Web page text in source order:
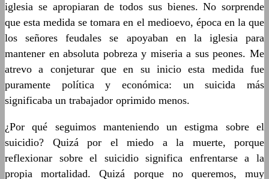
iglesia se apropiaran de todos sus bienes. No sorprende
que esta medida se tomara en el medioevo, época en la que
los señores feudales se apoyaban en la iglesia para
mantener en absoluta pobreza y miseria a sus peones. Me
atrevo a conjeturar que en su inicio esta medida fue
puramente política y económica: un suicida más
significaba un trabajador oprimido menos.
¿Por qué seguimos manteniendo un estigma sobre el
suicidio? Quizá por el miedo a la muerte, porque
reflexionar sobre el suicidio significa enfrentarse a la
propia mortalidad. Quizá porque no queremos, muy